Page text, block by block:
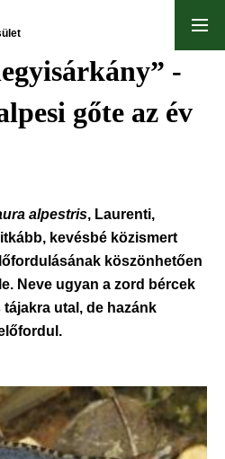
-
gőte az év
alpestris, Laurenti,
kevésbé közismert
köszönhetően
Neve ugyan a zord bércek
utal, de hazánk